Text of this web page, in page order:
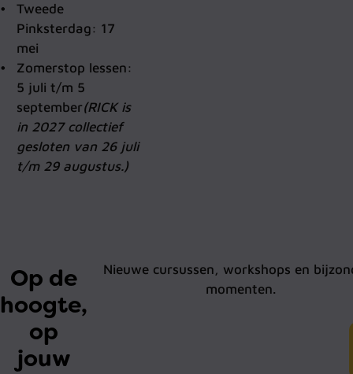
Tweede
Pinksterdag: 17
mei
Zomerstop lessen:
5 juli t/m 5
september(RICK is
in 2027 collectief
gesloten van 26 juli
t/m 29 augustus.)
Op de
hoogte,
op
jouw
Nieuwe cursussen, workshops en
momenten.